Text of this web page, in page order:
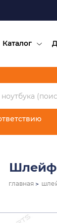
Каталог
Шлейф
главная